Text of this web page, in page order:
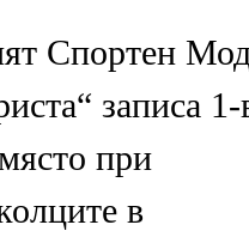
Спортен
записа 1-
при
в